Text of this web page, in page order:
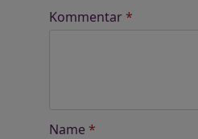
Kommentar*
Name *